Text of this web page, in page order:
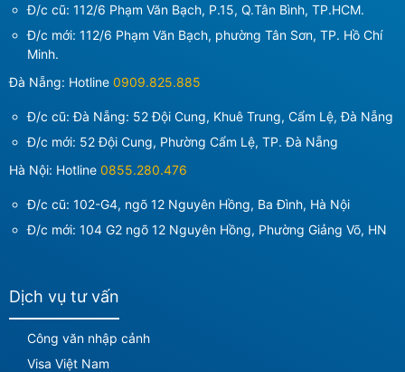
Đ/c cũ: 112/6 Phạm Văn Bạch, P.15, Q.Tân Bình, TP.HCM.
Đ/c mới: 112/6 Phạm Văn Bạch, phường Tân Sơn, TP. Hồ Chí
Minh.
Đà Nẵng: Hotline 0909.825.885
Đ/c cũ: Đà Nẵng: 52 Đội Cung, Khuê Trung, Cẩm Lệ, Đà Nẵng
Đ/c mới: 52 Đội Cung, Phường Cẩm Lệ, TP. Đà Nẵng
Hà Nội: Hotline 0855.280.476
Đ/c cũ: 102-G4, ngõ 12 Nguyên Hồng, Ba Đình, Hà Nội
Đ/c mới: 104 G2 ngõ 12 Nguyên Hồng, Phường Giảng Võ, HN
Dịch vụ tư vấn
Công văn nhập cảnh
Visa Việt Nam